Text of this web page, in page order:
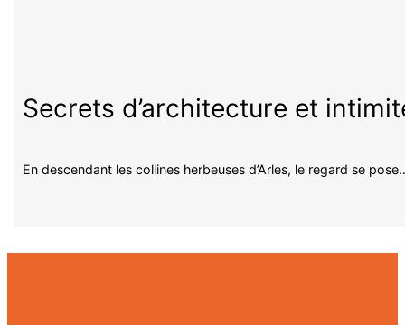
Secrets d’architecture et
En descendant les collines herbeuses d’Arles, le regard se